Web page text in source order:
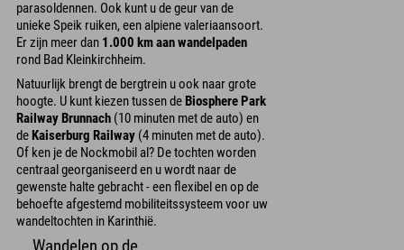
parasoldennen. Ook kunt u de geur van de
unieke Speik ruiken, een alpiene valeriaansoort.
Er zijn meer dan 1.000 km aan wandelpaden
rond Bad Kleinkirchheim.
Natuurlijk brengt de bergtrein u ook naar grote
hoogte. U kunt kiezen tussen deBiosphere Park
Railway Brunnach (10 minuten met de auto) en
deKaiserburg Railway (4 minuten met de auto).
Of ken je de Nockmobil al? De tochten worden
centraal georganiseerd en u wordt naar de
gewenste halte gebracht - een flexibel en op de
behoefte afgestemd mobiliteitssysteem voor uw
wandeltochten in Karinthië.